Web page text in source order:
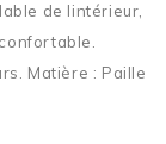
de lintérieur,
Matière : Paille